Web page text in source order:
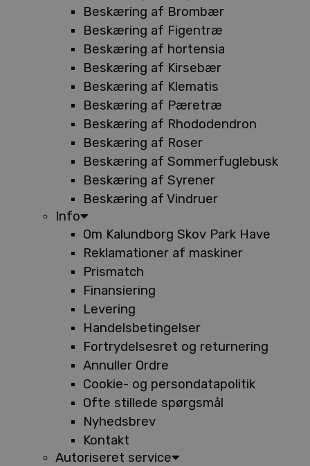
Beskæring af Brombær
Beskæring af Figentræ
Beskæring af hortensia
Beskæring af Kirsebær
Beskæring af Klematis
Beskæring af Pæretræ
Beskæring af Rhododendron
Beskæring af Roser
Beskæring af Sommerfuglebusk
Beskæring af Syrener
Beskæring af Vindruer
Info
Om Kalundborg Skov Park Have
Reklamationer af maskiner
Prismatch
Finansiering
Levering
Handelsbetingelser
Fortrydelsesret og returnering
Annuller Ordre
Cookie- og persondatapolitik
Ofte stillede spørgsmål
Nyhedsbrev
Kontakt
Autoriseret service